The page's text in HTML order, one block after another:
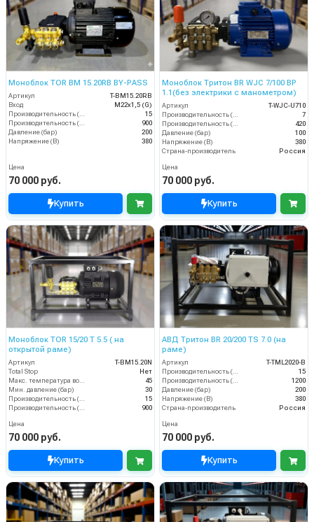
Моноблок TOR BM 15.20RB BY-PASS
Артикул
T-BM15.20RB
Вход
M22х1,5 (G)
15
900
Давление (бар)
200
Напряжение (В)
380
Цена
70 000 руб.
Купить
Моноблок Тритон BR WJC 7/100 BP
1.1(без электрики с манометром)
Артикул
T-WJC-U710
7
420
Давление (бар)
100
Напряжение (В)
380
Страна-производитель
Россия
Цена
70 000 руб.
Купить
Моноблок TOR 15/20 T 5.5 ( на
открытой раме)
Артикул
T-BM15.20N
Total Stop
Нет
Макс. температура воды (°C)
45
Мин. давление (бар)
30
Производительность (л/мин)
15
Производительность (л/ч)
900
Цена
70 000 руб.
Купить
АВД Тритон BR 20/200 TS 7.0 (на
раме)
Артикул
T-TML2020-B
Производительность (л/мин)
15
Производительность (л/ч)
1200
Давление (бар)
200
Напряжение (В)
380
Страна-производитель
Россия
Цена
70 000 руб.
Купить